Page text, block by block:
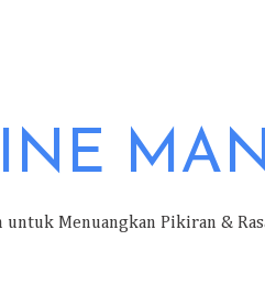
untuk Menuangkan Pikiran &